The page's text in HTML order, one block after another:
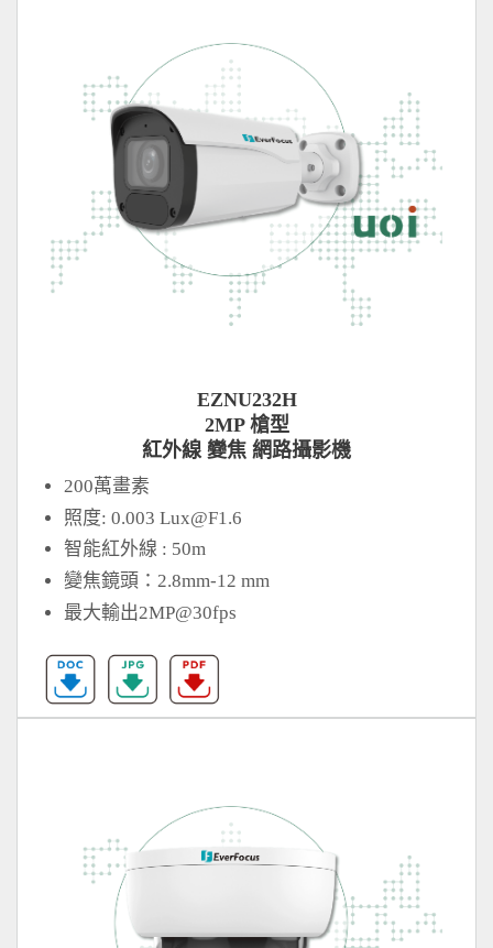
EZNU232H
2MP 槍型
紅外線 變焦 網路攝影機
200萬畫素
照度: 0.003Lux@F1.6
智能紅外線 : 50m
變焦鏡頭：2.8mm-12 mm
最大輸出2MP@30fps